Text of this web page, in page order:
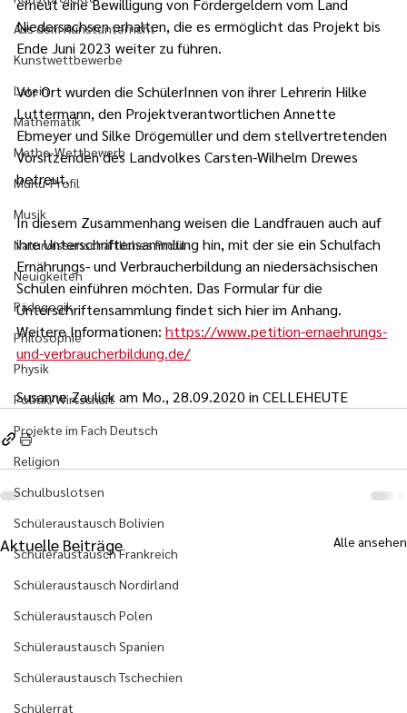
Aus dem Kunstunterricht
Kunstwettbewerbe
Latein
Mathematik
Mathe-Wettbewerb
MuKu-Profil
Musik
Naturwissenschaftliches Profil
Neuigkeiten
Pädagogik
Philosophie
Physik
Politik/Wirtschaft
Projekte im Fach Deutsch
Religion
Schulbuslotsen
Schüleraustausch Bolivien
Schüleraustausch Frankreich
Schüleraustausch Nordirland
Schüleraustausch Polen
Schüleraustausch Spanien
Schüleraustausch Tschechien
Schülerrat
erneut eine Bewilligung von Fördergeldern vom Land
Niedersachsen erhalten, die es ermöglicht das Projekt bis
Ende Juni 2023 weiter zu führen.
Vor Ort wurden die SchülerInnen von ihrer Lehrerin Hilke
Luttermann, den Projektverantwortlichen Annette
Ebmeyer und Silke Drögemüller und dem stellvertretenden
Vorsitzenden des Landvolkes Carsten-Wilhelm Drewes
betreut.
In diesem Zusammenhang weisen die Landfrauen auch auf
ihre Unterschriftensammlung hin, mit der sie ein Schulfach
Ernährungs- und Verbraucherbildung an niedersächsischen
Schulen einführen möchten. Das Formular für die
Unterschriftensammlung findet sich hier im Anhang.
Weitere Informationen: https://www.petition-ernaehrungs-
und-verbraucherbildung.de/
Susanne Zaulick am Mo., 28.09.2020 in CELLEHEUTE
Aktuelle Beiträge Alle ansehen